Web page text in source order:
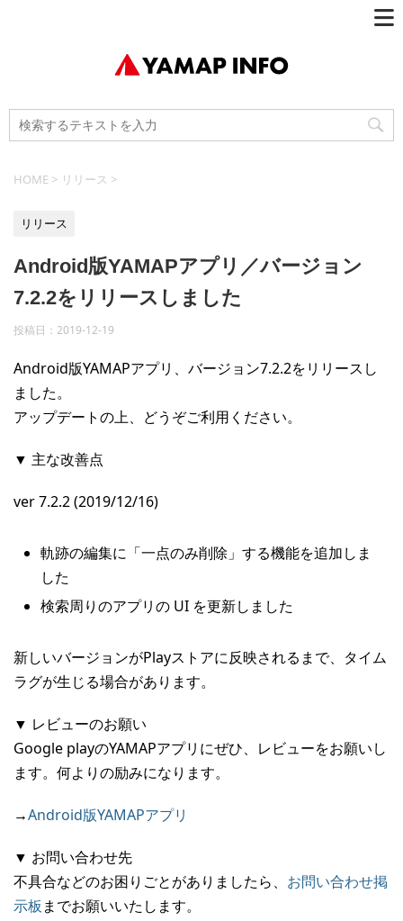
HOME > リリース >
リリース
Android版YAMAPアプリ／バージョン
7.2.2をリリースしました
投稿日： 2019-12-19
Android版YAMAPアプリ、バージョン7.2.2をリリースし
ました。
アップデートの上、どうぞご利用ください。
▼ 主な改善点
ver 7.2.2 (2019/12/16)
軌跡の編集に「一点のみ削除」する機能を追加しま
した
検索周りのアプリの UI を更新しました
新しいバージョンがPlayストアに反映されるまで、タイム
ラグが生じる場合があります。
▼ レビューのお願い
Google playのYAMAPアプリにぜひ、レビューをお願いし
ます。何よりの励みになります。
→Android版YAMAPアプリ
▼ お問い合わせ先
不具合などのお困りごとがありましたら、 お問い合わせ掲
示板 までお願いいたします。